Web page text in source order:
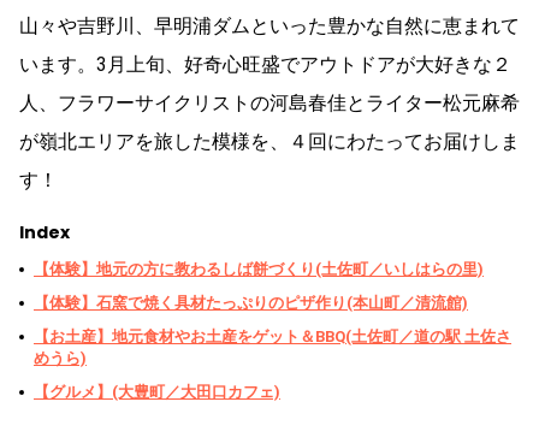
山々や吉野川、早明浦ダムといった豊かな自然に恵まれて
います。3月上旬、好奇心旺盛でアウトドアが大好きな２
人、フラワーサイクリストの河島春佳とライター松元麻希
が嶺北エリアを旅した模様を、４回にわたってお届けしま
す！
Index
【体験】地元の方に教わるしば餅づくり(土佐町／いしはらの里)
【体験】石窯で焼く具材たっぷりのピザ作り(本山町／清流館)
【お土産】地元食材やお土産をゲット＆BBQ(土佐町／道の駅 土佐さ
めうら)
【グルメ】(大豊町／大田口カフェ)